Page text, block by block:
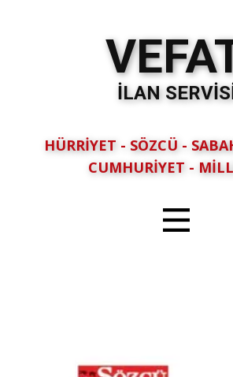
İLAN
HÜRRİYET - SÖZCÜ -
CUMHURİYET -